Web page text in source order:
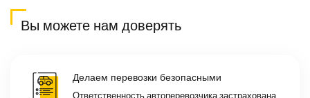
Вы можете нам доверять
Делаем перевозки безопасными